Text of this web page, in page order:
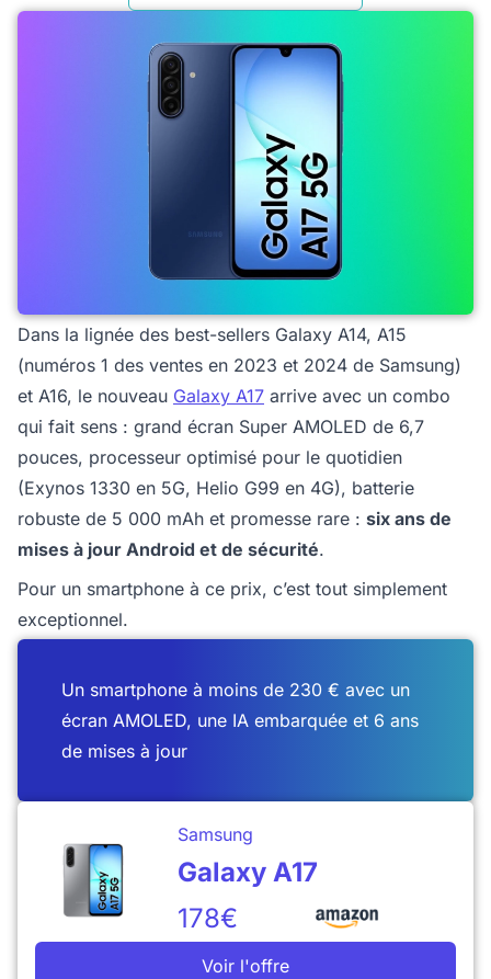
Dans la lignée des best-sellers Galaxy A14, A15
(numéros 1 des ventes en 2023 et 2024 de Samsung)
et A16, le nouveau Galaxy A17 arrive avec un combo
qui fait sens : grand écran Super AMOLED de 6,7
pouces, processeur optimisé pour le quotidien
(Exynos 1330 en 5G, Helio G99 en 4G), batterie
robuste de 5 000 mAh et promesse rare : six ans de
mises à jour Android et de sécurité.
Pour un smartphone à ce prix, c’est tout simplement
exceptionnel.
Un smartphone à moins de 230 € avec un
écran AMOLED, une IA embarquée et 6 ans
de mises à jour
Samsung
Galaxy A17
178€
Voir l'offre